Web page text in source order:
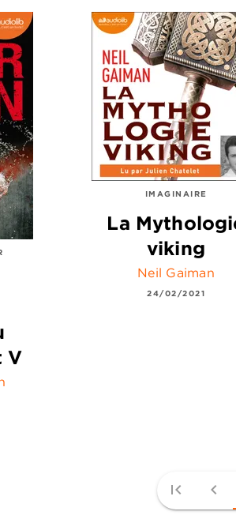
V
IMAGINAIRE
La
viking
Neil Gaiman
24/02/2021
first_page chevron_left